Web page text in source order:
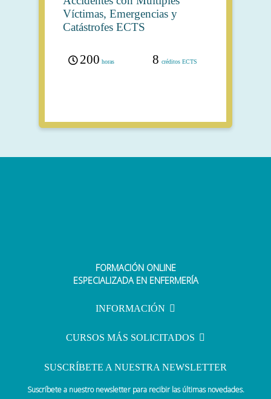
Víctimas, Emergencias y
Catástrofes ECTS
200 horas 8 créditos ECTS
FORMACIÓN ONLINE
ESPECIALIZADA EN ENFERMERÍA
INFORMACIÓN
CURSOS MÁS SOLICITADOS
SUSCRÍBETE A NUESTRA NEWSLETTER
Suscríbete a nuestro newsletter para recibir las últimas novedades.